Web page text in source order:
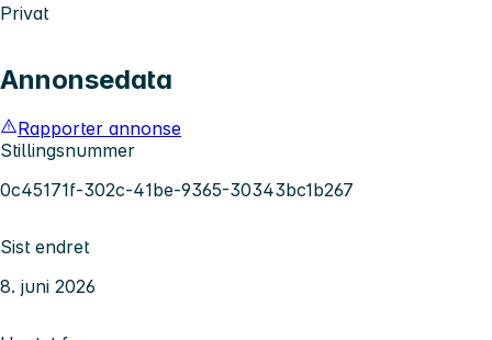
Privat
Annonsedata
Rapporter annonse
Stillingsnummer
0c45171f-302c-41be-9365-30343bc1b267
Sist endret
8. juni 2026